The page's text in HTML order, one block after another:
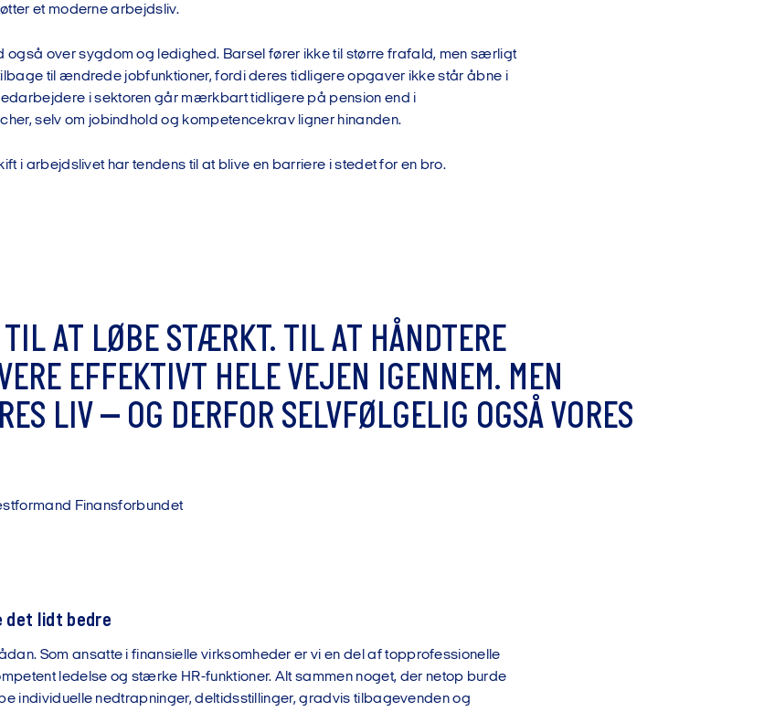
et moderne arbejdsliv.
også over sygdom og ledighed. Barsel fører ikke til større frafald, men særligt
til ændrede jobfunktioner, fordi deres tidligere opgaver ikke står åbne i
i sektoren går mærkbart tidligere på pension end i
selv om jobindhold og kompetencekrav ligner hinanden.
i arbejdslivet har tendens til at blive en barriere i stedet for en bro.
TILAT LØBE STÆRKT. TILAT HÅNDTERE
ERE EFFEKTIVT HELE VEJEN IGENNEM. MEN
RES LIV – OG DERFOR SELVFØLGELIG OGSÅ VORES
stformand Finansforbundet
det lidt bedre
Som ansatte i finansielle virksomheder er vi en del af topprofessionelle
ledelse og stærke HR-funktioner. Alt sammen noget, der netop burde
individuelle nedtrapninger, deltidsstillinger, gradvis tilbagevenden og